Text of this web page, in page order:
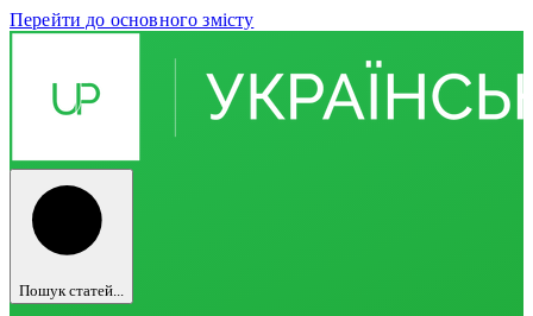
Перейти до основного змісту
Пошук статей...